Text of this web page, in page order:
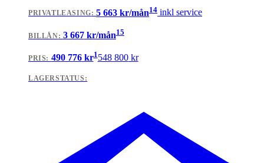
PRIVATLEASING:5 663 kr/mån14 inkl service
BILLÅN: 3 667kr/mån15
PRIS: 490 776kr1548 800kr
LAGERSTATUS: